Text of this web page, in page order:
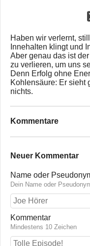
Haben wir verlernt,
Innehalten klingt und
Aber genau das ist
zu verlieren, um uns
Denn Erfolg ohne
Kohlensäure: Er sieht
nichts.
Kommentare
Neuer Kommentar
Name oder
Dein Name oder
Kommentar
Mindestens 10 Zeichen